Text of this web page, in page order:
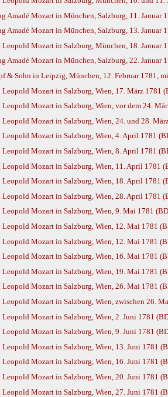
Amadé Mozart in München, Salzburg, 11. Januar
Amadé Mozart in München, Salzburg, 13. Januar
Mozart in Salzburg, München, 18. Januar
Amadé Mozart in München, Salzburg, 22. Januar
& Sohn in Leipzig, München, 12. Februar 1781,
Leopold Mozart in Salzburg, Wien, 17. März 1781
Mozart in Salzburg, Wien, vor dem 24.
Mozart in Salzburg, Wien, 24. und 28.
Leopold Mozart in Salzburg, Wien, 4. April 1781
Leopold Mozart in Salzburg, Wien, 8. April 1781
Leopold Mozart in Salzburg, Wien, 11. April 1781
Leopold Mozart in Salzburg, Wien, 18. April 1781
Leopold Mozart in Salzburg, Wien, 28. April 1781
Leopold Mozart in Salzburg, Wien, 9. Mai 1781
Leopold Mozart in Salzburg, Wien, 12. Mai 1781
Leopold Mozart in Salzburg, Wien, 12. Mai 1781
Leopold Mozart in Salzburg, Wien, 16. Mai 1781
Leopold Mozart in Salzburg, Wien, 19. Mai 1781
Leopold Mozart in Salzburg, Wien, 26. Mai 1781
Leopold Mozart in Salzburg, Wien, zwischen 26.
Mozart in Salzburg, Wien, 2. Juni 1781
Mozart in Salzburg, Wien, 9. Juni 1781
Leopold Mozart in Salzburg, Wien, 13. Juni 1781
Leopold Mozart in Salzburg, Wien, 16. Juni 1781
Leopold Mozart in Salzburg, Wien, 20. Juni 1781
Leopold Mozart in Salzburg, Wien, 27. Juni 1781